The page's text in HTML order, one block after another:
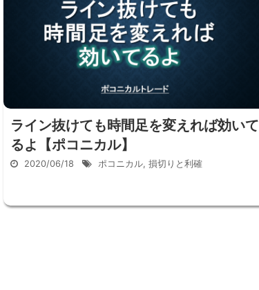
ライン抜けても時間足を変えれば効いて
るよ【ポコニカル】
2020/06/18 ポコニカル, 損切りと利確